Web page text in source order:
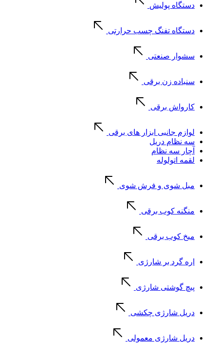
دستگاه پولیش
دستگاه تفنگ چسب حرارتی
سشوار صنعتی
سنباده زن برقی
کارواش برقی
لوازم جانبی ابزار های برقی
سه نظام دریل
آچار سه نظام
لقمه اتولوله
مبل شوی و فرش شوی
منگنه کوب برقی
میخ کوب برقی
اره گرد بر شارژی
پیچ گوشتی شارژی
دریل شارژی چکشی
دریل شارژی معمولی